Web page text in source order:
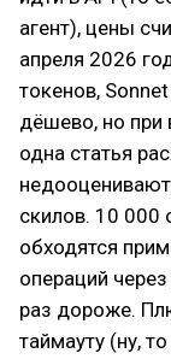
агент), цены
апреля 2026
токенов,
дёшево, но при
одна статья
скилов. 10 000
обходятся
операций
раз дороже.
таймауту (ну,